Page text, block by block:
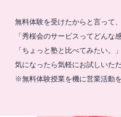
無料体験を受けたからと言って
「秀桜会のサービスってどんな
「ちょっと塾と比べてみたい。」
気になったら気軽にお試しいただ
※無料体験授業を機に営業活動